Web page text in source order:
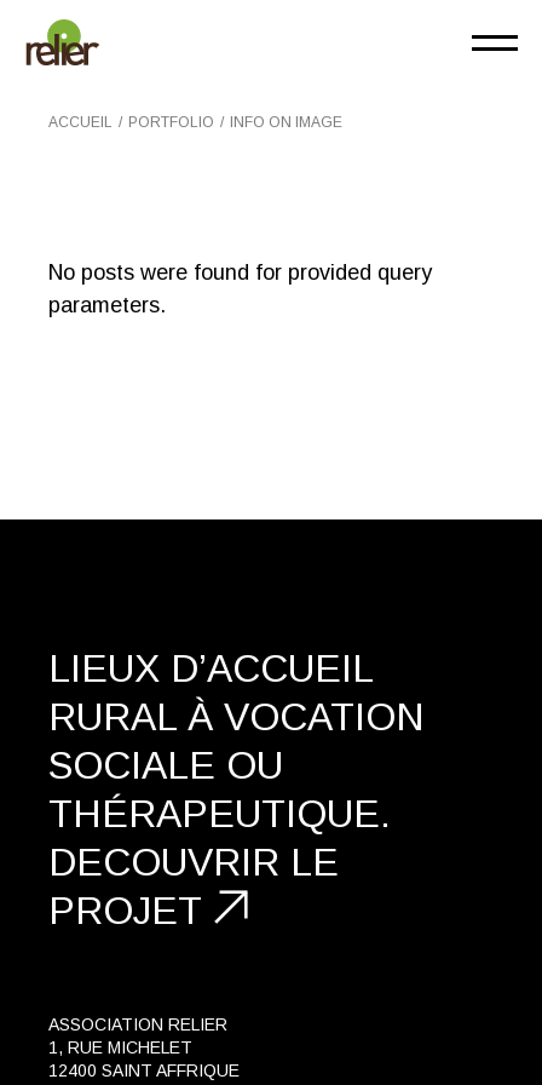
ACCUEIL PORTFOLIO INFO ON IMAGE
No posts were found for provided query
parameters.
LIEUX D’ACCUEIL
RURAL À VOCATION
SOCIALE OU
THÉRAPEUTIQUE.
DECOUVRIR LE
PROJET
ASSOCIATION RELIER
1, RUE MICHELET
12400 SAINT AFFRIQUE